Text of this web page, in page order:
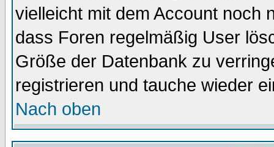
vielleicht mit dem Account noch
dass Foren regelmäßig User
Größe der Datenbank zu
registrieren und tauche wieder
Nach oben